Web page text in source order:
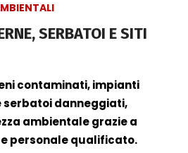
SERBATOI E SITI
contaminati, impianti
serbatoi danneggiati,
ambientale grazie a
personale qualificato.